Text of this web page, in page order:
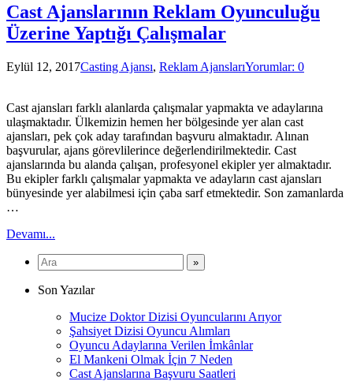
Cast Ajanslarının Reklam Oyunculuğu
Üzerine Yaptığı Çalışmalar
Eylül 12, 2017Casting Ajansı, Reklam AjanslarıYorumlar: 0
Cast ajansları farklı alanlarda çalışmalar yapmakta ve adaylarına
ulaşmaktadır. Ülkemizin hemen her bölgesinde yer alan cast
ajansları, pek çok aday tarafından başvuru almaktadır. Alınan
başvurular, ajans görevlilerince değerlendirilmektedir. Cast
ajanslarında bu alanda çalışan, profesyonel ekipler yer almaktadır.
Bu ekipler farklı çalışmalar yapmakta ve adayların cast ajansları
bünyesinde yer alabilmesi için çaba sarf etmektedir. Son zamanlarda
…
Devamı...
Son Yazılar
Mucize Doktor Dizisi Oyuncularını Arıyor
Şahsiyet Dizisi Oyuncu Alımları
Oyuncu Adaylarına Verilen İmkânlar
El Mankeni Olmak İçin 7 Neden
Cast Ajanslarına Başvuru Saatleri